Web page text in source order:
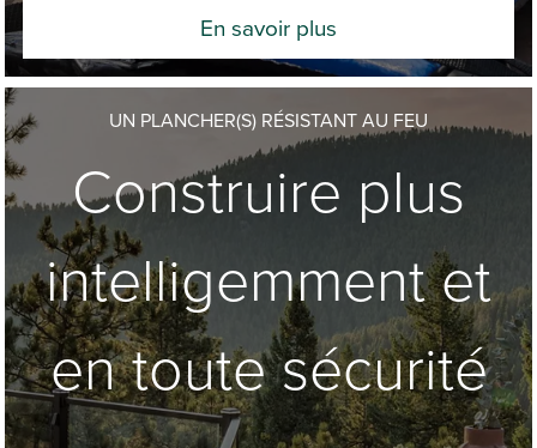
En savoir plus
UN PLANCHER(S) RÉSISTANT AU FEU
Construire plus
intelligemment et
en toute sécurité